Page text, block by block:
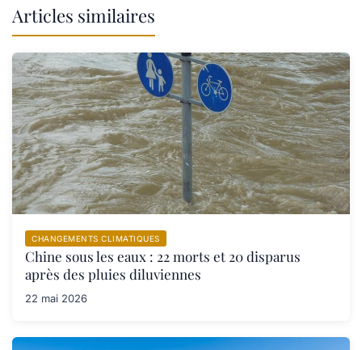
Articles similaires
CHANGEMENTS CLIMATIQUES
Chine sous les eaux : 22 morts et 20 disparus
après des pluies diluviennes
22 mai 2026